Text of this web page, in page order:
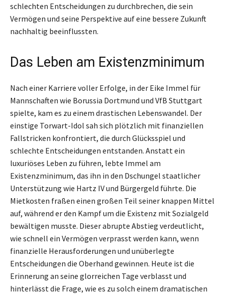
schlechten Entscheidungen zu durchbrechen, die sein
Vermögen und seine Perspektive auf eine bessere Zukunft
nachhaltig beeinflussten.
Das Leben am Existenzminimum
Nach einer Karriere voller Erfolge, in der Eike Immel für
Mannschaften wie Borussia Dortmund und VfB Stuttgart
spielte, kam es zu einem drastischen Lebenswandel. Der
einstige Torwart-Idol sah sich plötzlich mit finanziellen
Fallstricken konfrontiert, die durch Glücksspiel und
schlechte Entscheidungen entstanden. Anstatt ein
luxuriöses Leben zu führen, lebte Immel am
Existenzminimum, das ihn in den Dschungel staatlicher
Unterstützung wie Hartz IV und Bürgergeld führte. Die
Mietkosten fraßen einen großen Teil seiner knappen Mittel
auf, während er den Kampf um die Existenz mit Sozialgeld
bewältigen musste. Dieser abrupte Abstieg verdeutlicht,
wie schnell ein Vermögen verprasst werden kann, wenn
finanzielle Herausforderungen und unüberlegte
Entscheidungen die Oberhand gewinnen. Heute ist die
Erinnerung an seine glorreichen Tage verblasst und
hinterlässt die Frage, wie es zu solch einem dramatischen